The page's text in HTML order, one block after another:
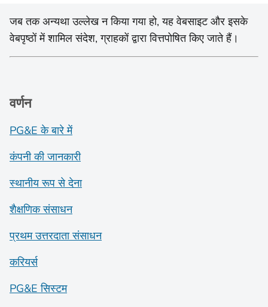
जब तक अन्यथा उल्लेख न किया गया हो, यह वेबसाइट और इसके
वेबपृष्ठों में शामिल संदेश, ग्राहकों द्वारा वित्तपोषित किए जाते हैं।
वर्णन
PG&E के बारे में
कंपनी की जानकारी
स्थानीय रूप से देना
शैक्षणिक संसाधन
प्रथम उत्तरदाता संसाधन
करियर्स
PG&E सिस्टम